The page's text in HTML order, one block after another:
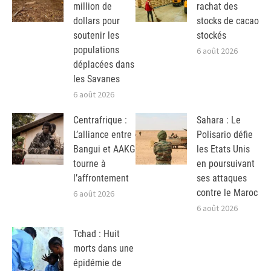
million de
dollars pour
soutenir les
populations
déplacées dans
les Savanes
6 août 2026
rachat des
stocks de cacao
stockés
6 août 2026
Centrafrique :
L’alliance entre
Bangui et AAKG
tourne à
l’affrontement
6 août 2026
Sahara : Le
Polisario défie
les Etats Unis
en poursuivant
ses attaques
contre le Maroc
6 août 2026
Tchad : Huit
morts dans une
épidémie de